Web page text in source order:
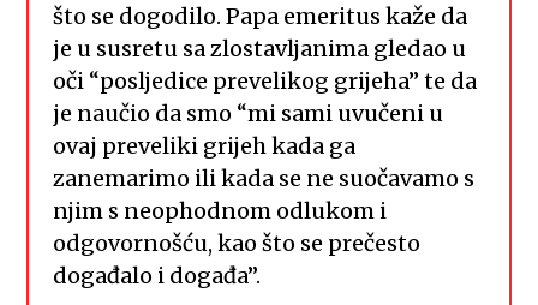
što se dogodilo. Papa emeritus kaže da
je u susretu sa zlostavljanima gledao u
oči “posljedice prevelikog grijeha” te da
je naučio da smo “mi sami uvučeni u
ovaj preveliki grijeh kada ga
zanemarimo ili kada se ne suočavamo s
njim s neophodnom odlukom i
odgovornošću, kao što se prečesto
događalo i događa”.